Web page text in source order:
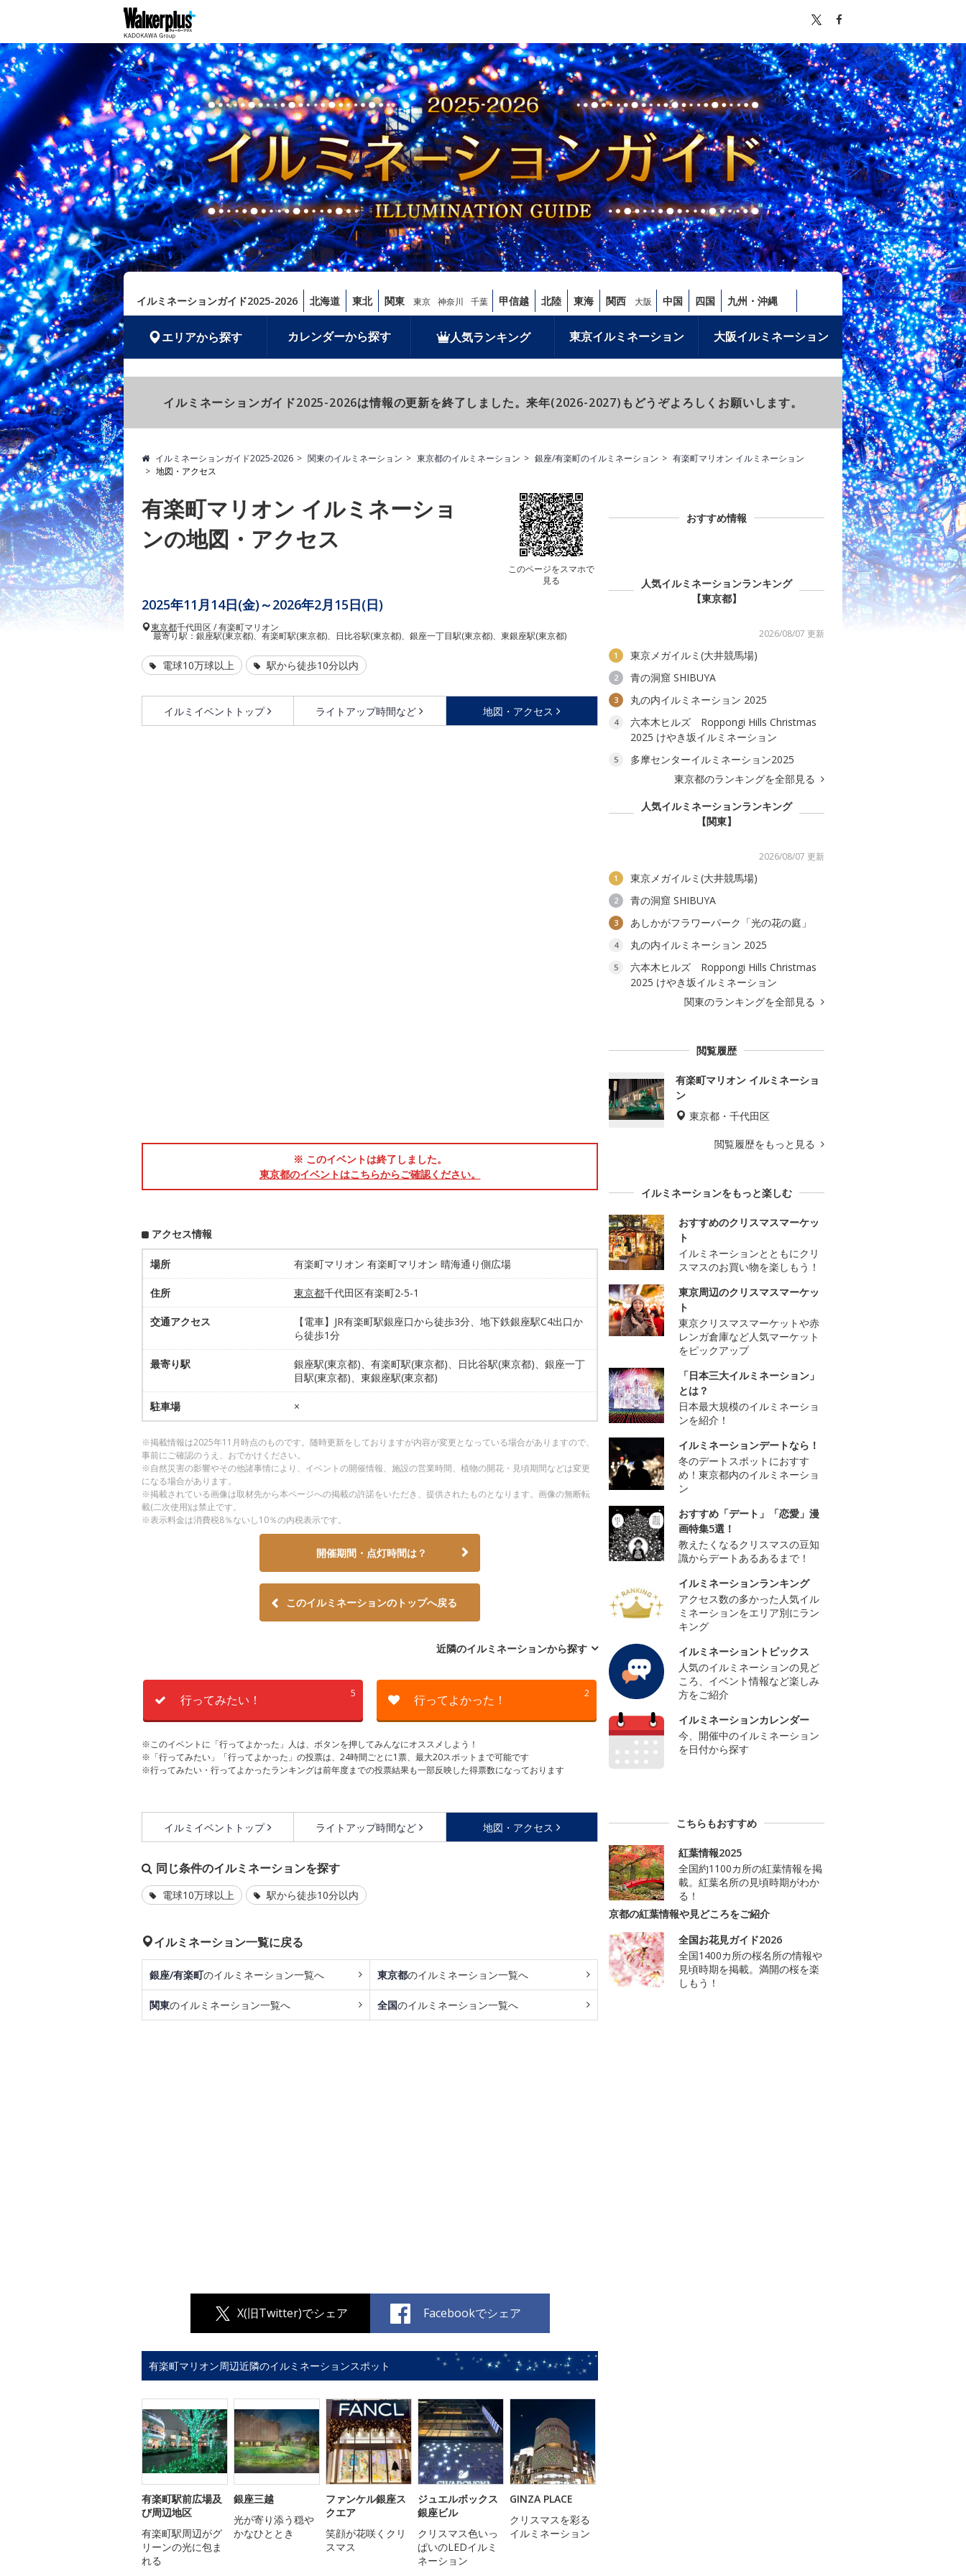
イルミネーションガイド2025-2026 北海道 東北 関東 東京 神奈川 千葉 甲信越 北陸 東海 関西 大阪 中国 四国 九州・沖縄
エリアから探す カレンダーから探す 人気ランキング 東京イルミネーション 大阪イルミネーション
イルミネーションガイド2025-2026は情報の更新を終了しました。来年(2026-2027)もどうぞよろしくお願いします。
イルミネーションガイド2025-2026 関東のイルミネーション 東京都のイルミネーション 銀座/有楽町のイルミネーション
有楽町マリオン イルミネーション
地図・アクセス
有楽町マリオン イルミネーショ
ンの地図・アクセス
このページをスマホで
見る
2025年11月14日(金)～2026年2月15日(日)
東京都千代田区 / 有楽町マリオン
最寄り駅：銀座駅(東京都)、有楽町駅(東京都)、日比谷駅(東京都)、銀座一丁目駅(東京都)、東銀座駅(東京都)
電球10万球以上 駅から徒歩10分以内
イルミイベントトップ ライトアップ時間など 地図・アクセス
※ このイベントは終了しました。
東京都のイベントはこちらからご確認ください。
アクセス情報
場所 有楽町マリオン 有楽町マリオン 晴海通り側広場
住所 東京都千代田区有楽町2-5-1
交通アクセス
【電車】JR有楽町駅銀座口から徒歩3分、地下鉄銀座駅C4出口か
ら徒歩1分
最寄り駅
銀座駅(東京都)、有楽町駅(東京都)、日比谷駅(東京都)、銀座一丁
目駅(東京都)、東銀座駅(東京都)
駐車場 ×
※掲載情報は2025年11月時点のものです。随時更新をしておりますが内容が変更となっている場合がありますので、
事前にご確認のうえ、おでかけください。
※自然災害の影響やその他諸事情により、イベントの開催情報、施設の営業時間、植物の開花・見頃期間などは変更
になる場合があります。
※掲載されている画像は取材先から本ページへの掲載の許諾をいただき、提供されたものとなります。画像の無断転
載(二次使用)は禁止です。
※表示料金は消費税8％ないし10％の内税表示です。
開催期間・点灯時間は？
このイルミネーションのトップへ戻る
近隣のイルミネーションから探す
5
行ってみたい！ 2
行ってよかった！
※このイベントに「行ってよかった」人は、ボタンを押してみんなにオススメしよう！
※「行ってみたい」「行ってよかった」の投票は、24時間ごとに1票、最大20スポットまで可能です
※行ってみたい・行ってよかったランキングは前年度までの投票結果も一部反映した得票数になっております
イルミイベントトップ ライトアップ時間など 地図・アクセス
同じ条件のイルミネーションを探す
電球10万球以上 駅から徒歩10分以内
イルミネーション一覧に戻る
銀座/有楽町のイルミネーション一覧へ 東京都のイルミネーション一覧へ
関東のイルミネーション一覧へ 全国のイルミネーション一覧へ
X(旧Twitter)でシェア Facebookでシェア
有楽町マリオン周辺近隣のイルミネーションスポット
有楽町駅前広場及
び周辺地区
有楽町駅周辺がグ
リーンの光に包ま
れる
銀座三越
光が寄り添う穏や
かなひととき
ファンケル銀座ス
クエア
笑顔が花咲くクリ
スマス
ジュエルボックス
銀座ビル
クリスマス色いっ
ぱいのLEDイルミ
ネーション
GINZA PLACE
クリスマスを彩る
イルミネーション
おすすめ情報
人気イルミネーションランキング
【東京都】
2026/08/07 更新
1 東京メガイルミ(大井競馬場)
2 青の洞窟 SHIBUYA
3 丸の内イルミネーション 2025
4
六本木ヒルズ Roppongi Hills Christmas
2025 けやき坂イルミネーション
5
多摩センターイルミネーション2025
東京都のランキングを全部見る
人気イルミネーションランキング
【関東】
2026/08/07 更新
1 東京メガイルミ(大井競馬場)
2 青の洞窟 SHIBUYA
3 あしかがフラワーパーク「光の花の庭」
4 丸の内イルミネーション 2025
5
六本木ヒルズ Roppongi Hills Christmas
2025 けやき坂イルミネーション
関東のランキングを全部見る
閲覧履歴
有楽町マリオン イルミネーショ
ン
東京都・千代田区
閲覧履歴をもっと見る
イルミネーションをもっと楽しむ
おすすめのクリスマスマーケッ
ト
イルミネーションとともにクリ
スマスのお買い物を楽しもう！
東京周辺のクリスマスマーケッ
ト
東京クリスマスマーケットや赤
レンガ倉庫など人気マーケット
をピックアップ
「日本三大イルミネーション」
とは？
日本最大規模のイルミネーショ
ンを紹介！
イルミネーションデートなら！
冬のデートスポットにおすす
め！東京都内のイルミネーショ
ン
おすすめ「デート」「恋愛」漫
画特集5選！
教えたくなるクリスマスの豆知
識からデートあるあるまで！
イルミネーションランキング
アクセス数の多かった人気イル
ミネーションをエリア別にラン
キング
イルミネーショントピックス
人気のイルミネーションの見ど
ころ、イベント情報など楽しみ
方をご紹介
イルミネーションカレンダー
今、開催中のイルミネーション
を日付から探す
こちらもおすすめ
紅葉情報2025
全国約1100カ所の紅葉情報を掲
載。紅葉名所の見頃時期がわか
る！
京都の紅葉情報や見どころをご紹介
全国お花見ガイド2026
全国1400カ所の桜名所の情報や
見頃時期を掲載。満開の桜を楽
しもう！